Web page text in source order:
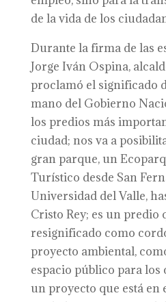
de la vida de los
Durante la firma de las
Jorge Iván Ospina,
proclamó el significado
mano del Gobierno
los predios más
ciudad; nos va a
gran parque, un
Turístico desde San
Universidad del Valle,
Cristo Rey; es un predio
resignificado como
proyecto ambiental,
espacio público para los
un proyecto que está en